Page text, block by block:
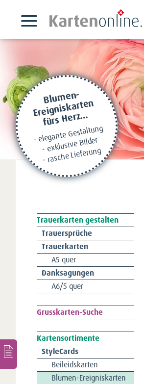
Blumen-
Ereigniskarten
fürs Herz…
- elegante Gestaltung
- exklusive Bilder
- rasche Lieferung
Trauerkarten gestalten
Navigation
überspringen
Trauersprüche
Trauerkarten
A5 quer
Danksagungen
A6/5 quer
Navigation
überspringen
Grusskarten-Suche
Kartensortimente
Navigation
überspringen
StyleCards
Beileidskarten
Blumen-Ereigniskarten